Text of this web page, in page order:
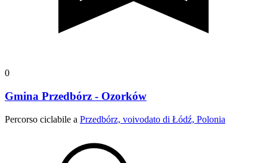
0
Gmina Przedbórz - Ozorków
Percorso ciclabile a Przedbórz, voivodato di Łódź, Polonia